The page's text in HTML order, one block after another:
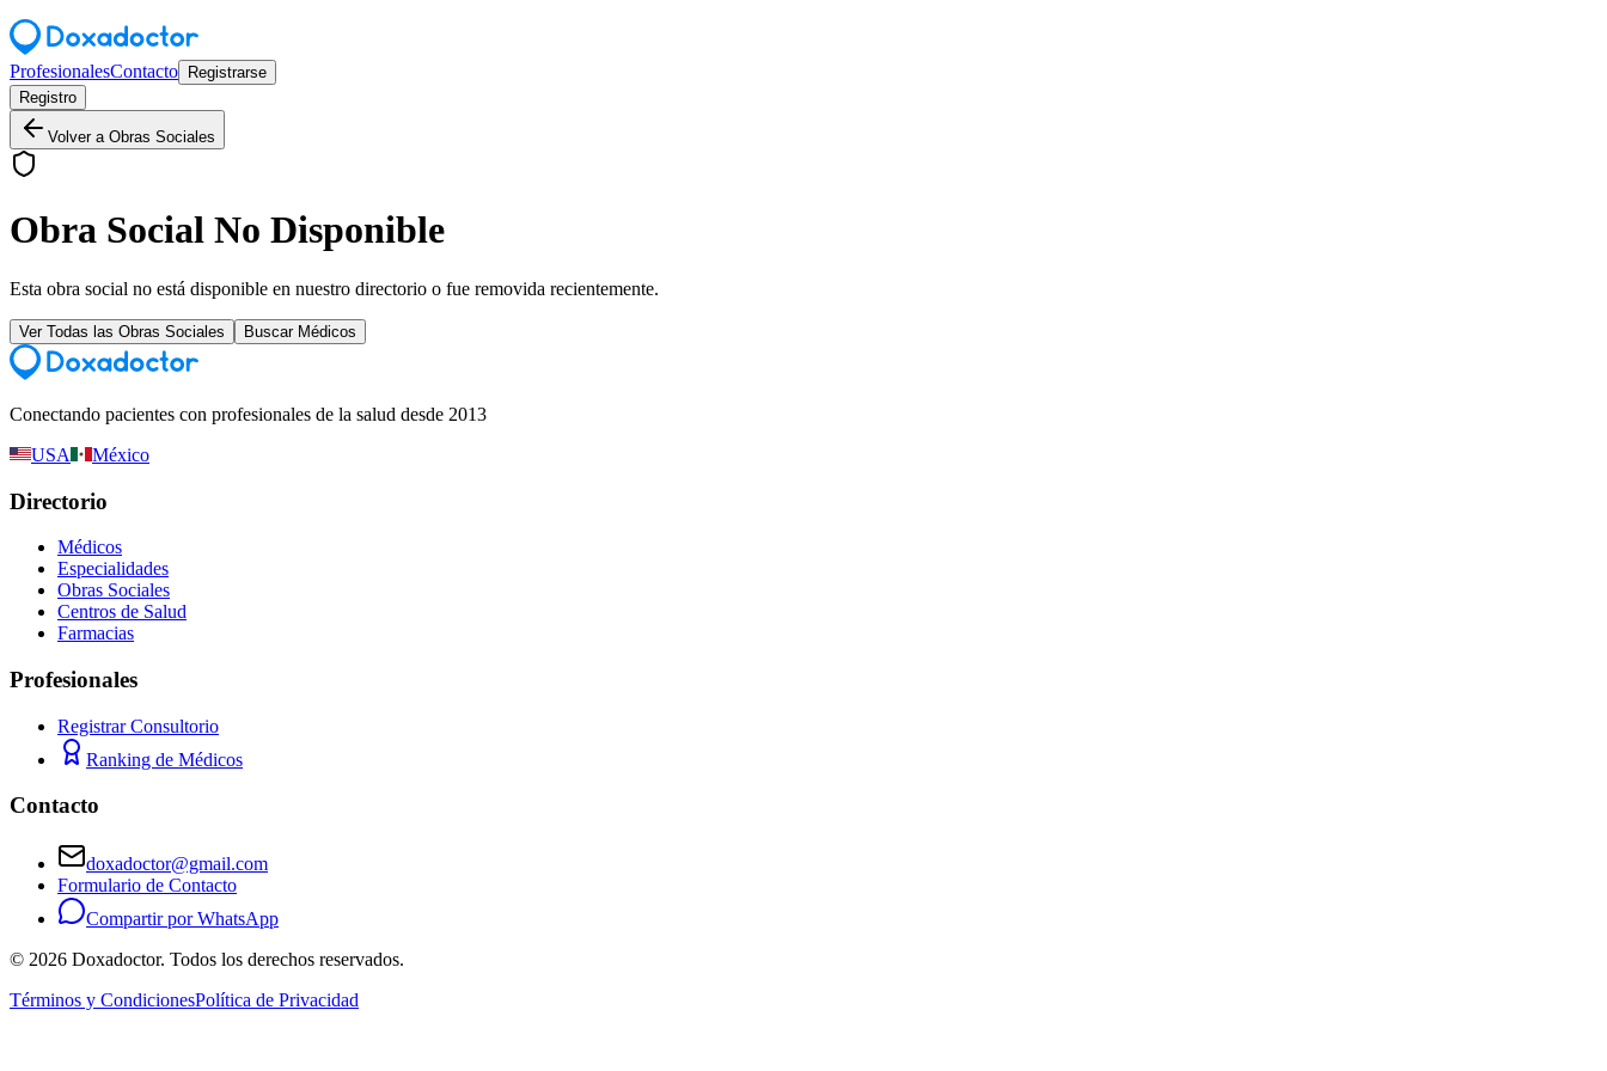
ProfesionalesContacto
Registrarse
Registro
Volver a Obras Sociales
Obra Social No Disponible
Esta obra social no está disponible en nuestro directorio o fue removida recientemente.
Ver Todas las Obras Sociales Buscar Médicos
Conectando pacientes con profesionales de la salud desde 2013
USA
México
Directorio
Médicos
Especialidades
Obras Sociales
Centros de Salud
Farmacias
Profesionales
Registrar Consultorio
Ranking de Médicos
Contacto
doxadoctor@gmail.com
Formulario de Contacto
Compartir por WhatsApp
© 2026 Doxadoctor. Todos los derechos reservados.
Términos y CondicionesPolítica de Privacidad